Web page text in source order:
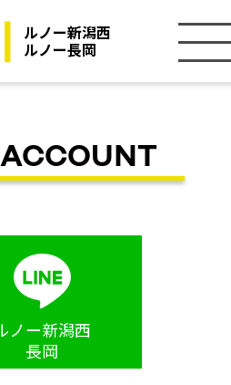
み
ルノー新潟西
ルノー長岡
ノー新潟西
長岡